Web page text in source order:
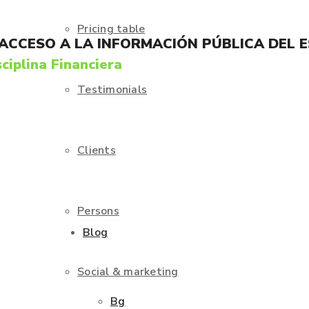
Pricing table
Testimonials
Clients
Persons
Social & marketing
A LA INFORMACIÓN PÚBLICA DEL
Financiera
Blog
Bg